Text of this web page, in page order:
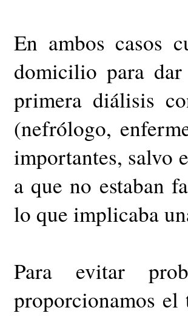
En ambos casos
domicilio para
primera diálisis
(nefrólogo,
importantes, salvo
a que no estaban
lo que implicaba
Para evitar
proporcionamos